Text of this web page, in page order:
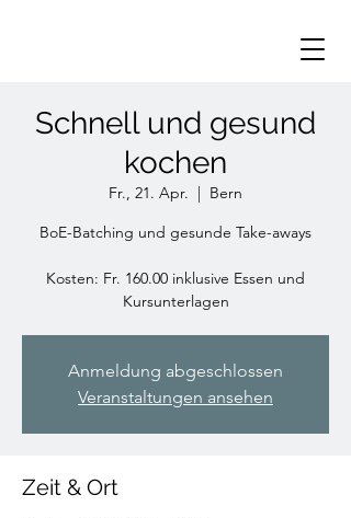
Schnell und gesund
kochen
Fr., 21. Apr.
  |
Bern
BoE-Batching und gesunde Take-aways
Kosten: Fr. 160.00 inklusive Essen und
Kursunterlagen
Anmeldung abgeschlossen
Veranstaltungen ansehen
Zeit & Ort